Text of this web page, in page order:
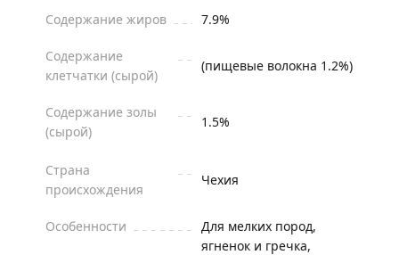
Содержание жиров 7.9%
Содержание
клетчатки (сырой)
(пищевые волокна 1.2%)
Содержание золы
(сырой)
1.5%
Страна
происхождения
Чехия
Особенности
Для мелких пород,
ягненок и гречка,